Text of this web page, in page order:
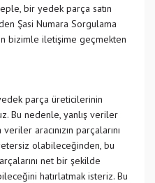
bir yedek parça satın
Şasi Numara Sorgulama
bizimle iletişime geçmekten
parça üreticilerinin
Bu nedenle, yanlış veriler
aracınızın parçalarını
olabileceğinden, bu
net bir şekilde
hatırlatmak isteriz. Bu